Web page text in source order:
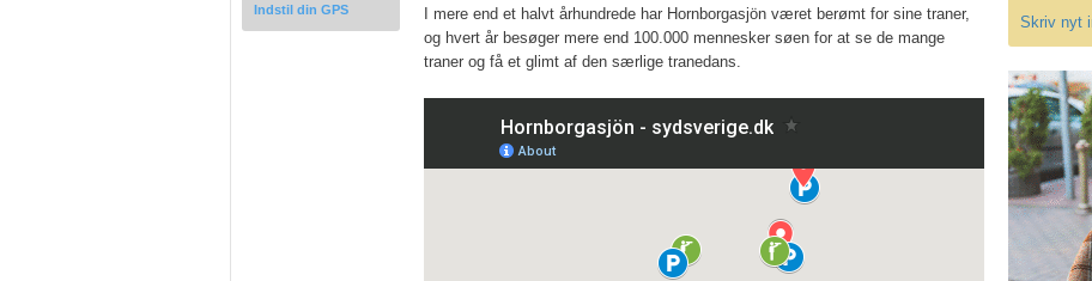
Skriv nyt
Indstil din GPS
I mere end et halvt århundrede har Hornborgasjön været berømt for sine traner,
og hvert år besøger mere end 100.000 mennesker søen for at se de mange
traner og få et glimt af den særlige tranedans.